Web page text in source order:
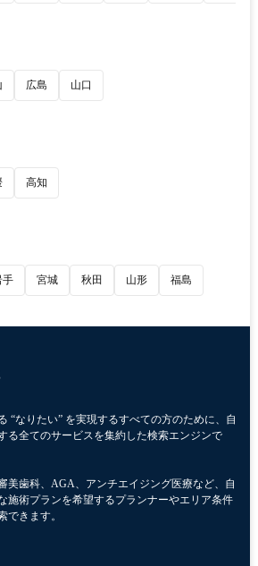
広島 山口
高知
手 宮城 秋田 山形 福島
“なりたい” を実現するすべての方のために、自
る全てのサービスを集約した検索エンジンで
美歯科、AGA、アンチエイジング医療など、自
施術プランを希望するプランナーやエリア条件
できます。